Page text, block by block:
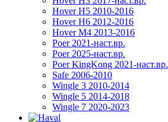
Hover H5 2010-2016
Hover H6 2012-2016
Hover M4 2013-2016
Poer 2021-наст.вр.
Poer 2025-наст.вр.
Poer KingKong 2021-наст.вр.
Safe 2006-2010
Wingle 3 2010-2014
Wingle 5 2014-2018
Wingle 7 2020-2023